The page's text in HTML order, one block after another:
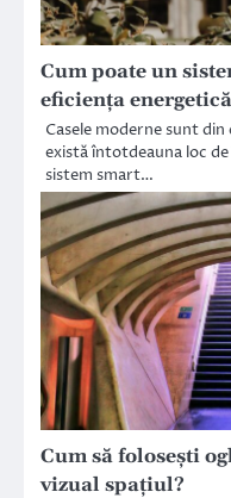
Cum poate un
eficiența
Casele moderne sunt
există întotdeauna loc
sistem smart…
Cum să folosești
vizual spațiul?